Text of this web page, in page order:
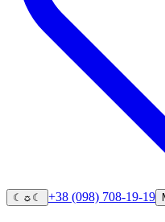
☾ ☼ ☾ +38 (098) 708-19-19